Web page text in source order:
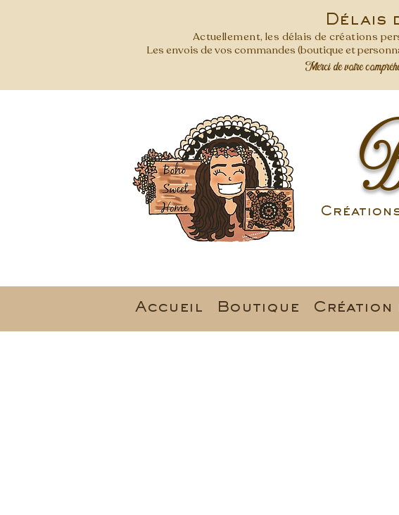
Délais
Actuellement, les délais de créations
Les envois de vos commandes (boutique et
Merci de votre
Accueil Boutique Création